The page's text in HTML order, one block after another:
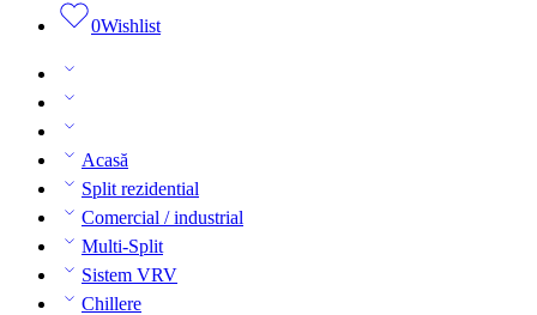
0Wishlist
Acasă
Split rezidential
Comercial / industrial
Multi-Split
Sistem VRV
Chillere